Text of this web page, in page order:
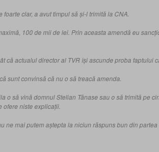
foarte clar, a avut timpul să și-l trimită la CNA.
100 de mii de lei. Prin aceasta amendă eu
că actualul director al TVR își ascunde proba faptului
sunt convinsă că nu o să treacă amenda.
o să vină domnul Stelian Tănase sau o să trimită pe
ofere niste explicații.
ne mai putem aștepta la niciun răspuns bun din partea